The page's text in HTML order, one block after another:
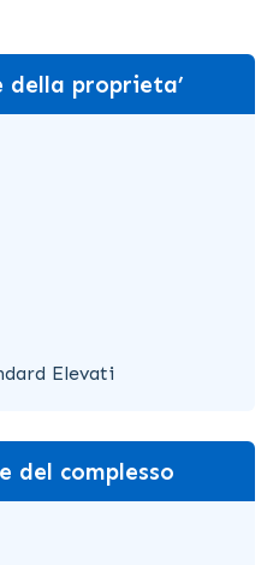
proprieta’
Elevati
del complesso